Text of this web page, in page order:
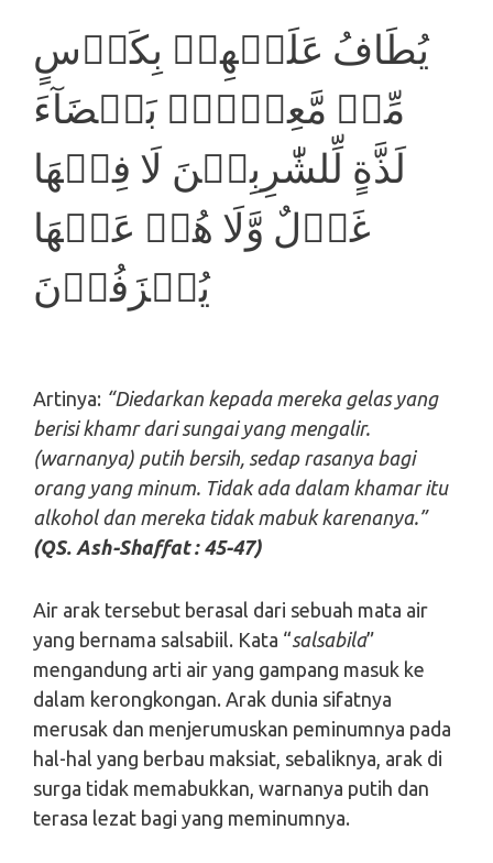
يُطَافُ عَلَيۡهِمۡ بِكَاۡسٍ
مِّنۡ مَّعِيۡنٍۢ بَيۡضَآءَ
لَذَّةٍ لِّلشّٰرِبِيۡنَ لَا فِيۡهَا
غَوۡلٌ وَّلَا هُمۡ عَنۡهَا
يُنۡزَفُوۡنَ
Artinya: “Diedarkan kepada mereka gelas yang
berisi khamr dari sungai yang mengalir.
(warnanya) putih bersih, sedap rasanya bagi
orang yang minum. Tidak ada dalam khamar itu
alkohol dan mereka tidak mabuk karenanya.”
(QS. Ash-Shaffat : 45-47)
Air arak tersebut berasal dari sebuah mata air
yang bernama salsabiil. Kata “salsabila”
mengandung arti air yang gampang masuk ke
dalam kerongkongan. Arak dunia sifatnya
merusak dan menjerumuskan peminumnya pada
hal-hal yang berbau maksiat, sebaliknya, arak di
surga tidak memabukkan, warnanya putih dan
terasa lezat bagi yang meminumnya.